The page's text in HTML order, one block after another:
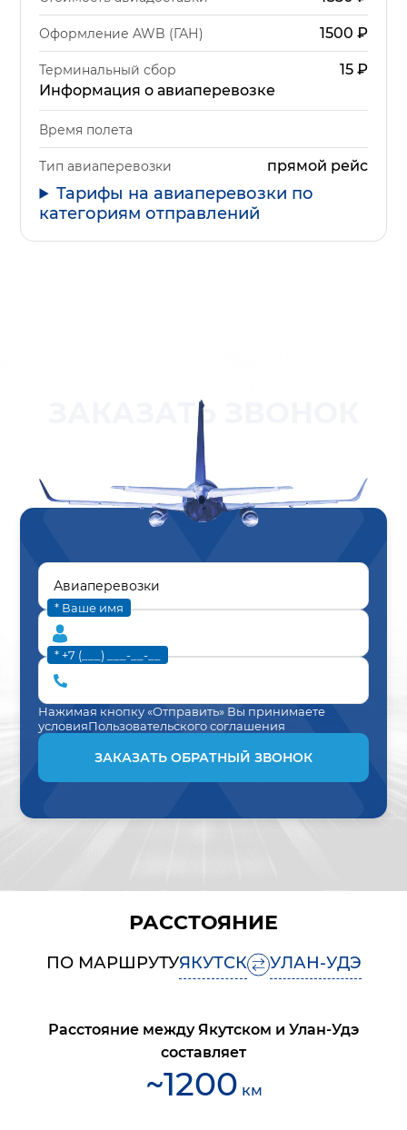
Оформление AWB (ГАН) 1500 ₽
Терминальный сбор 15₽
Информация о авиаперевозке
Время полета
Тип авиаперевозки прямой рейс
Тарифы на авиаперевозки по
категориям отправлений
ЗАКАЗАТЬ ЗВОНОК
* Ваше имя
* +7 (___) ___-__-__
Нажимая кнопку «Отправить» Вы принимаете
условияПользовательского соглашения
ЗАКАЗАТЬ ОБРАТНЫЙ ЗВОНОК
РАССТОЯНИЕ
ПО МАРШРУТУЯКУТСК УЛАН-УДЭ
Расстояние междуЯкутском и Улан-Удэ
составляет
~1200 км